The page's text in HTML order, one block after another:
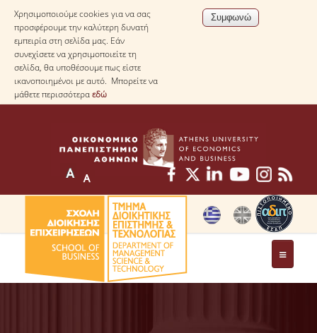
Χρησιμοποιούμε cookies για να σας
προσφέρουμε την καλύτερη δυνατή
εμπειρία στη σελίδα μας. Εάν
συνεχίσετε να χρησιμοποιείτε τη
σελίδα, θα υποθέσουμε πως είστε
ικανοποιημένοι με αυτό. Μπορείτε να
μάθετε περισσότεραεδώ
ΤΟ ΤΜΗΜΑ